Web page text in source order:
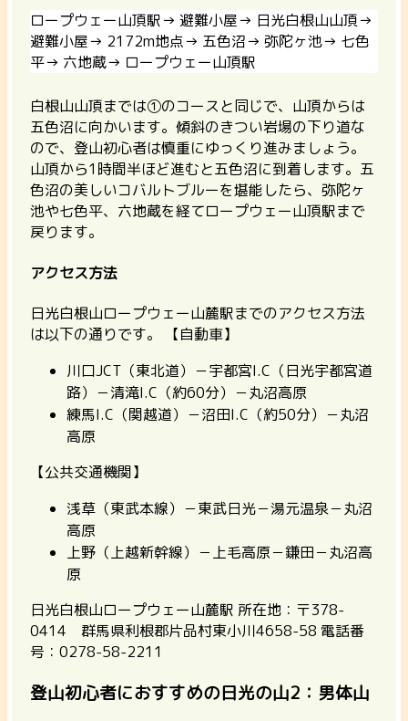
ロープウェー山頂駅→ 避難小屋→ 日光白根山山頂→
避難小屋→ 2172m地点→ 五色沼→ 弥陀ヶ池→ 七色
平→ 六地蔵→ ロープウェー山頂駅
白根山山頂までは①のコースと同じで、山頂からは
五色沼に向かいます。傾斜のきつい岩場の下り道な
ので、登山初心者は慎重にゆっくり進みましょう。
山頂から1時間半ほど進むと五色沼に到着します。五
色沼の美しいコバルトブルーを堪能したら、弥陀ヶ
池や七色平、六地蔵を経てロープウェー山頂駅まで
戻ります。
アクセス方法
日光白根山ロープウェー山麓駅までのアクセス方法
は以下の通りです。
【自動車】
川口JCT（東北道）－宇都宮I.C（日光宇都宮道
路）－清滝I.C（約60分）－丸沼高原
練馬I.C（関越道）－沼田I.C（約50分）－丸沼
高原
【公共交通機関】
浅草（東武本線）－東武日光－湯元温泉－丸沼
高原
上野（上越新幹線）－上毛高原－鎌田－丸沼高
原
日光白根山ロープウェー山麓駅 所在地：〒378-
0414 群馬県利根郡片品村東小川4658-58 電話番
号：0278-58-2211
登山初心者におすすめの日光の山2：男体山